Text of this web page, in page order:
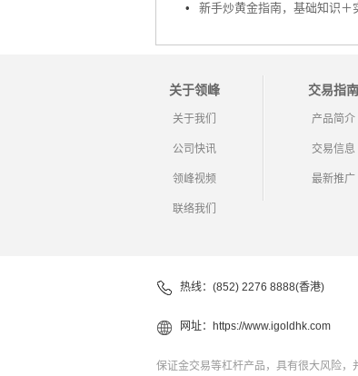
•
新手炒黄金指南，基础知识＋
关于领峰
关于我们
公司快讯
领峰视频
联络我们
交易指南
产品简介
交易信息
最新推广
热线：(852) 2276 8888(香港)
网址： https://www.igoldhk.com
保证金交易等杠杆产品，具有很大风险，